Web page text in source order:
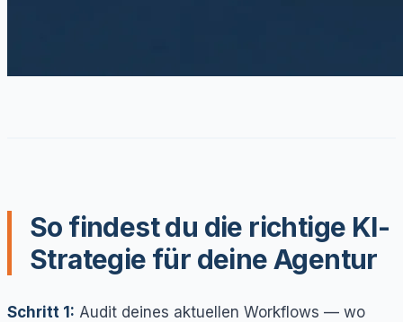
So findest du die richtige KI-
Strategie für deine Agentur
Schritt 1: Audit deines aktuellen Workflows — wo